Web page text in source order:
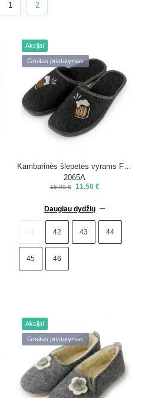
1 2
Akcija!
Greitas pristatymas
Kambarinės šlepetės vyrams FM-
2065A
15.00€ 11.50 €
Daugiau dydžių
42 43 44
45 46
Akcija!
Greitas pristatymas